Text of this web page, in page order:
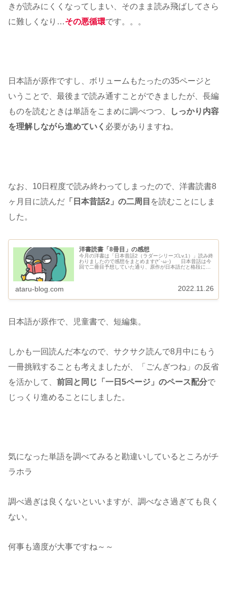
きが読みにくくなってしまい、そのまま読み飛ばしてさら
に難しくなり…その悪循環です。。。
日本語が原作ですし、ボリュームもたったの35ページと
いうことで、最後まで読み通すことができましたが、長編
ものを読むときは単語をこまめに調べつつ、
しっかり内容
を理解しながら進めていく 必要がありますね。
なお、10日程度で読み終わってしまったので、洋書読書8
ヶ月目に読んだ 「日本昔話2」の二周目 を読むことにしま
した。
洋書読書「8冊目」の感想
今月の洋書は「日本昔話2（ラダーシリーズLv.1）」読み終
わりましたので感想をまとめます(*`･ω･)ゞ 日本昔話は今
回で二冊目予想していた通り、原作が日本語だと格段に読
ataru-blog.com 2022.11.26
日本語が原作で、児童書で、短編集。
しかも一回読んだ本なので、サクサク読んで8月中にもう
一冊挑戦することも考えましたが、「ごんぎつね」の反省
を活かして、 前回と同じ「一日5ページ」のペース配分で
じっくり進めることにしました。
気になった単語を調べてみると勘違いしているところがチ
ラホラ
調べ過ぎは良くないといいますが、調べなさ過ぎても良く
ない。
何事も適度が大事ですね～～